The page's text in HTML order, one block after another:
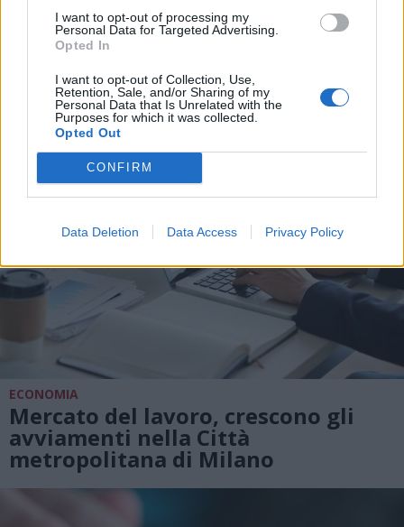
I want to opt-out of processing my
Personal Data for Targeted Advertising.
Opted In
I want to opt-out of Collection, Use,
Retention, Sale, and/or Sharing of my
Personal Data that Is Unrelated with the
Purposes for which it was collected.
Opted Out
CONFIRM
Data Deletion Data Access Privacy Policy
A luglio 130 nuovi nati all’Ospedale
di Legnano. Mai così tante nuove
ECONOMIA
Mercato del lavoro, crescono gli
avviamenti nella Città
metropolitana di Milano